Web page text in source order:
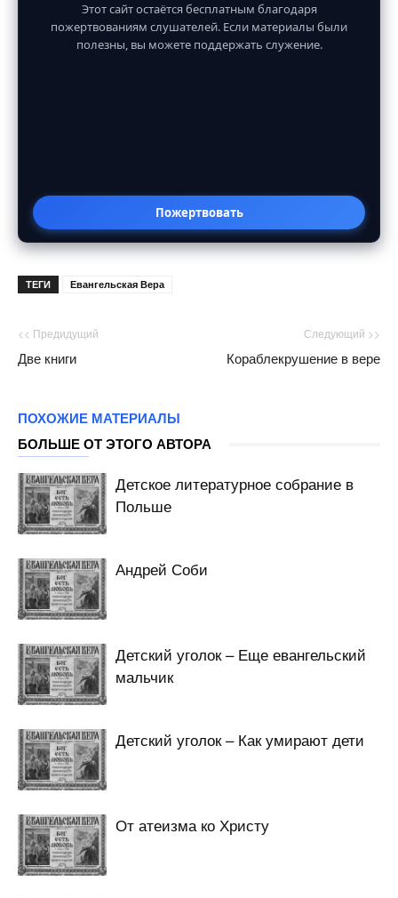
Этот сайт остаётся бесплатным благодаря
пожертвованиям слушателей. Если материалы были
полезны, вы можете поддержать служение.
Пожертвовать
ТЕГИ Евангельская Вера
<< Предидущий
Две книги
Следующий >>
Кораблекрушение в вере
ПОХОЖИЕ МАТЕРИАЛЫ
БОЛЬШЕ ОТ ЭТОГО АВТОРА
Детское литературное собрание в
Польше
Андрей Соби
Детский уголок – Еще евангельский
мальчик
Детский уголок – Как умирают дети
От атеизма ко Христу